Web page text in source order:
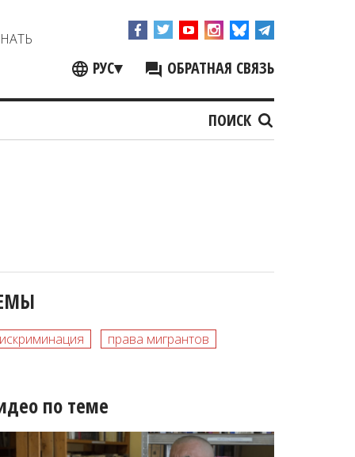
РУС▾ ОБРАТНАЯ СВЯЗЬ
ПОИСК
права мигрантов
по теме